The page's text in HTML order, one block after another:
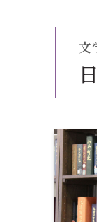
取材・撮
メディア
刊行物
SNS
シンボル
自己点
文